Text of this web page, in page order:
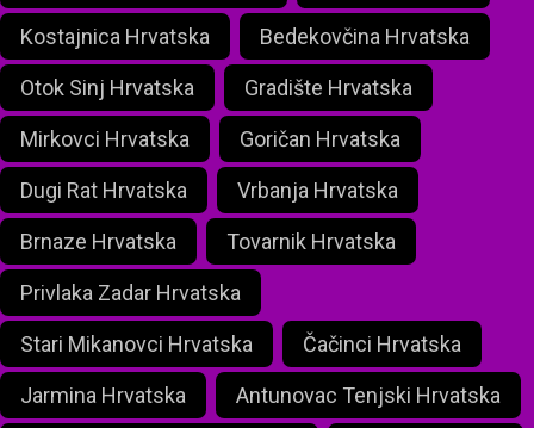
Kostajnica Hrvatska Bedekovčina Hrvatska
Otok Sinj Hrvatska Gradište Hrvatska
Mirkovci Hrvatska Goričan Hrvatska
Dugi Rat Hrvatska Vrbanja Hrvatska
Brnaze Hrvatska Tovarnik Hrvatska
Privlaka Zadar Hrvatska
Stari Mikanovci Hrvatska Čačinci Hrvatska
Jarmina Hrvatska Antunovac Tenjski Hrvatska